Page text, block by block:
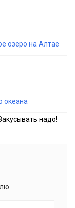
озеро на Алтае
океана
надо!